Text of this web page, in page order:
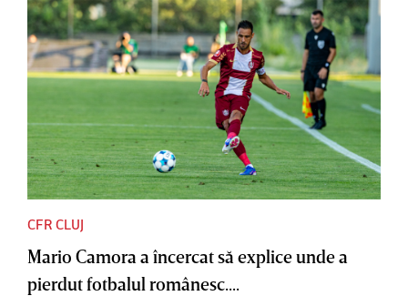
CFR CLUJ
Mario Camora a încercat să explice unde a
pierdut fotbalul românesc....